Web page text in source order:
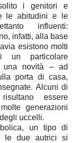
i genitori e
le abitudini e le
influenti:
infatti, alla base
esistono molti
un particolare
una novità – ad
porta di casa,
Alcuni di
essere
generazioni
uccelli.
un tipo di
le due autrici si